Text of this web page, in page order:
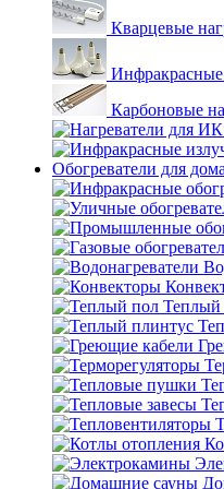
Кварцевые
Карбоновые
Обогреватели для
Теплый